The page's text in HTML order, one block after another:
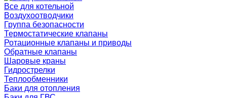
Все для котельной
Воздухоотводчики
Группа безопасности
Термостатические клапаны
Ротационные клапаны и приводы
Обратные клапаны
Шаровые краны
Гидрострелки
Теплообменники
Баки для отопления